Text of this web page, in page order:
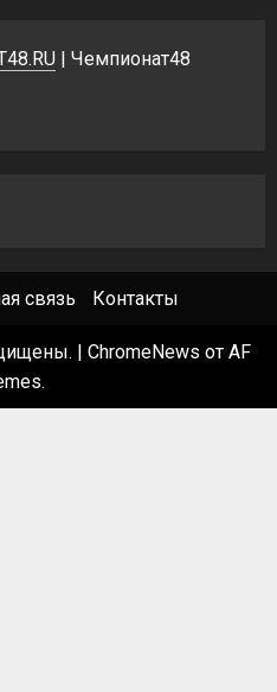
| Чемпионат48
связь Контакты
ChromeNews от AF